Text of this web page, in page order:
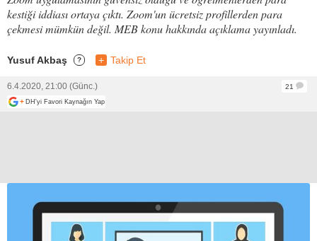
kestiği iddiası ortaya çıktı. Zoom'un ücretsiz profillerden para
çekmesi mümkün değil. MEB konu hakkında açıklama yayınladı.
Yusuf Akbaş ? + Takip Et
6.4.2020, 21:00 (Günc.)
21
+ DH'yi Favori Kaynağın Yap